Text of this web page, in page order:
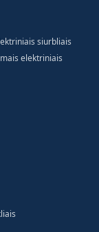
siurbliais
elektriniais